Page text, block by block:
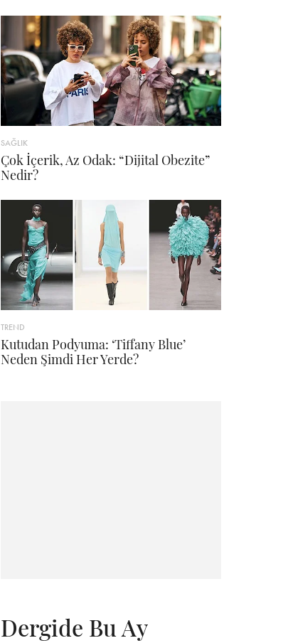
SAĞLIK
Çok İçerik, Az Odak: “Dijital Obezite”
Nedir?
TREND
Kutudan Podyuma: ‘Tiffany Blue’
Neden Şimdi Her Yerde?
Dergide Bu Ay